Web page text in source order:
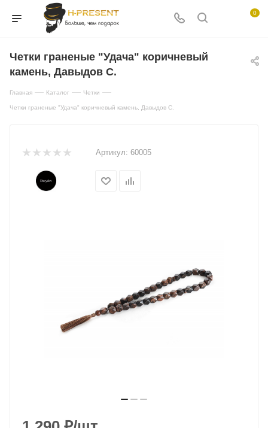
0
Четки граненые "Удача" коричневый
камень, Давыдов С.
Главная — Каталог — Четки —
Четки граненые "Удача" коричневый камень, Давыдов С.
Артикул: 60005